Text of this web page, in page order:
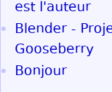
est l'auteur
Blender -
Gooseberry
Bonjour